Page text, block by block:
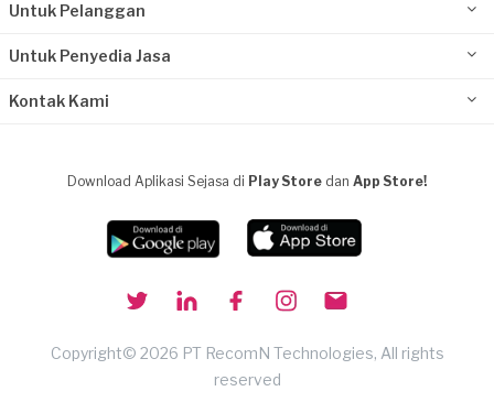
Untuk Pelanggan
Untuk Penyedia Jasa
Kontak Kami
Download Aplikasi Sejasa di Play Store dan App Store!
Copyright© 2026 PT RecomN Technologies, All rights
reserved